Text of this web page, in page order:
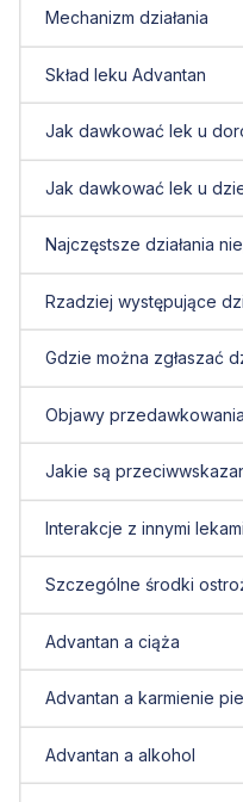
Mechanizm działania
Skład leku Advantan
Jak dawkować lek u
Jak dawkować lek u
Najczęstsze działania
Rzadziej występujące
Gdzie można zgłaszać
Objawy przedawkowania
Jakie są
Interakcje z innymi lekami
Szczególne środki
Advantan a ciąża
Advantan a karmienie
Advantan a alkohol